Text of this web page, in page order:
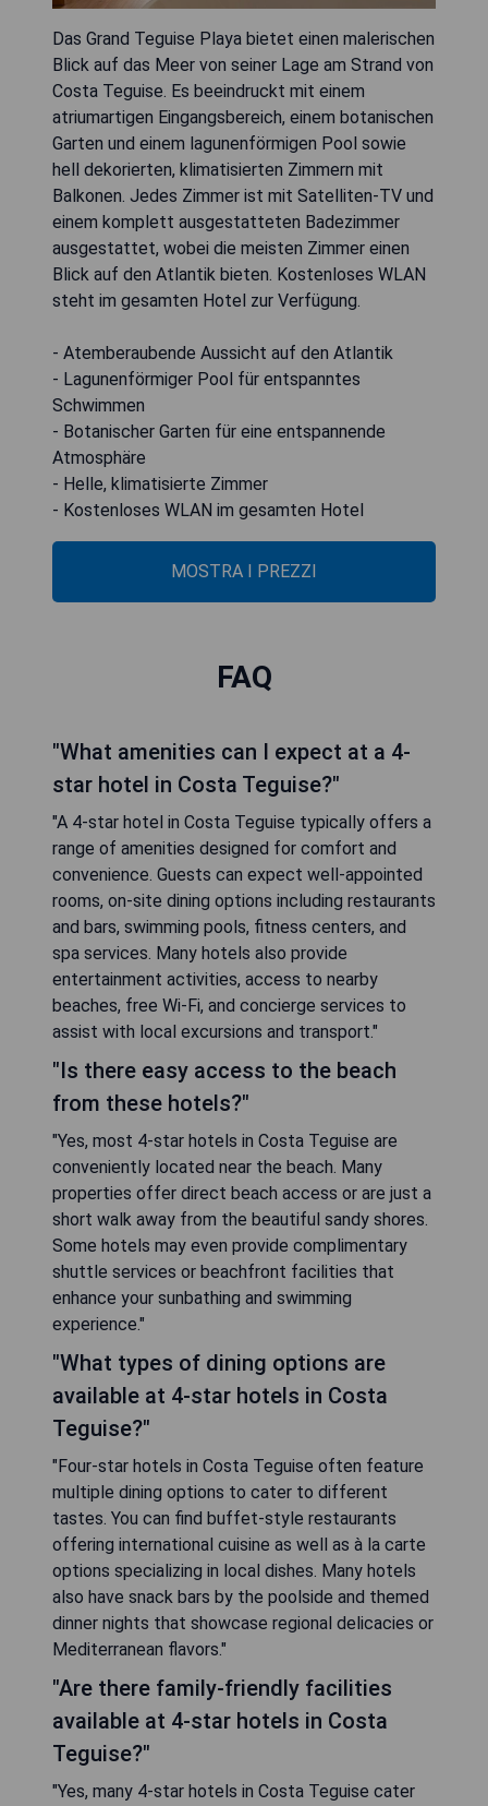
Das Grand Teguise Playa bietet einen malerischen
Blick auf das Meer von seiner Lage am Strand von
Costa Teguise. Es beeindruckt mit einem
atriumartigen Eingangsbereich, einem botanischen
Garten und einem lagunenförmigen Pool sowie
hell dekorierten, klimatisierten Zimmern mit
Balkonen. Jedes Zimmer ist mit Satelliten-TV und
einem komplett ausgestatteten Badezimmer
ausgestattet, wobei die meisten Zimmer einen
Blick auf den Atlantik bieten. Kostenloses WLAN
steht im gesamten Hotel zur Verfügung.
- Atemberaubende Aussicht auf den Atlantik
- Lagunenförmiger Pool für entspanntes
Schwimmen
- Botanischer Garten für eine entspannende
Atmosphäre
- Helle, klimatisierte Zimmer
- Kostenloses WLAN im gesamten Hotel
MOSTRA I PREZZI
FAQ
"What amenities can I expect at a 4-
star hotel in Costa Teguise?"
"A 4-star hotel in Costa Teguise typically offers a
range of amenities designed for comfort and
convenience. Guests can expect well-appointed
rooms, on-site dining options including restaurants
and bars, swimming pools, fitness centers, and
spa services. Many hotels also provide
entertainment activities, access to nearby
beaches, free Wi-Fi, and concierge services to
assist with local excursions and transport."
"Is there easy access to the beach
from these hotels?"
"Yes, most 4-star hotels in Costa Teguise are
conveniently located near the beach. Many
properties offer direct beach access or are just a
short walk away from the beautiful sandy shores.
Some hotels may even provide complimentary
shuttle services or beachfront facilities that
enhance your sunbathing and swimming
experience."
"What types of dining options are
available at 4-star hotels in Costa
Teguise?"
"Four-star hotels in Costa Teguise often feature
multiple dining options to cater to different
tastes. You can find buffet-style restaurants
offering international cuisine as well as à la carte
options specializing in local dishes. Many hotels
also have snack bars by the poolside and themed
dinner nights that showcase regional delicacies or
Mediterranean flavors."
"Are there family-friendly facilities
available at 4-star hotels in Costa
Teguise?"
"Yes, many 4-star hotels in Costa Teguise cater